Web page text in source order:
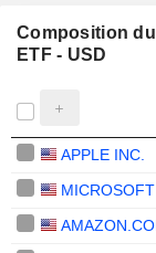
Composition du
ETF - USD
APPLE INC.